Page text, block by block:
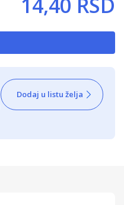
Dodaj u listu želja